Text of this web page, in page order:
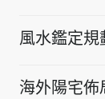
風水鑑定規
海外陽宅佈